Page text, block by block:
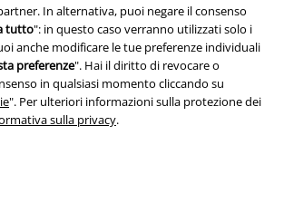
In alternativa, puoi negare il consenso
tutto": in questo caso verranno utilizzati solo i
anche modificare le tue preferenze individuali
preferenze". Hai il diritto di revocare o
in qualsiasi momento cliccando su
". Per ulteriori informazioni sulla protezione dei
sulla privacy.
protezione dell’ambiente